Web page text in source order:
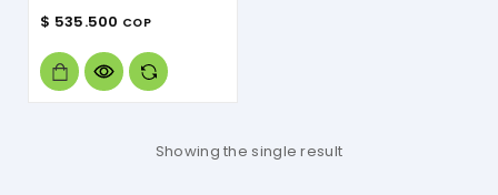
out
5
$ 535.500 COP
Showing the single result